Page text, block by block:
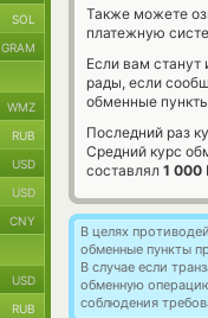
Также можете
платежную
Если вам
рады, если
обменные
Последний раз
Средний курс
составлял 1 000
В целях
обменные пункты
В случае если
обменную
соблюдения
SOL
GRAM
WMZ
RUB
USD
USD
CNY
USD
RUB